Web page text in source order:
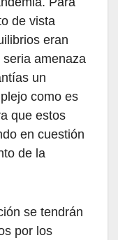
de vista
eran
amenaza
un
como es
que estos
en cuestión
de la
se tendrán
por los